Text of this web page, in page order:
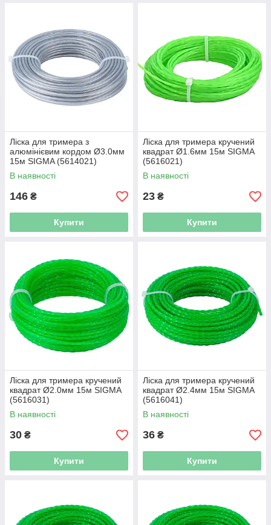
Ліска для тримера з
алюмінієвим кордом Ø3.0мм
15м SIGMA (5614021)
В наявності
146 ₴
Купити
Ліска для тримера кручений
квадрат Ø1.6мм 15м SIGMA
(5616021)
В наявності
23 ₴
Купити
Ліска для тримера кручений
квадрат Ø2.0мм 15м SIGMA
(5616031)
В наявності
30 ₴
Купити
Ліска для тримера кручений
квадрат Ø2.4мм 15м SIGMA
(5616041)
В наявності
36 ₴
Купити